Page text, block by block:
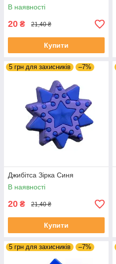
В наявності
20 ₴ 21,40 ₴
Купити
5 грн для захисників –7%
Джибітса Зірка Синя
В наявності
20 ₴ 21,40 ₴
Купити
5 грн для захисників –7%